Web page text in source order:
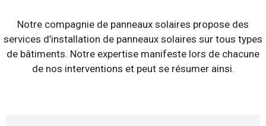
Notre compagnie de panneaux solaires propose des
services d’installation de panneaux solaires sur tous types
de bâtiments. Notre expertise manifeste lors de chacune
de nos interventions et peut se résumer ainsi.